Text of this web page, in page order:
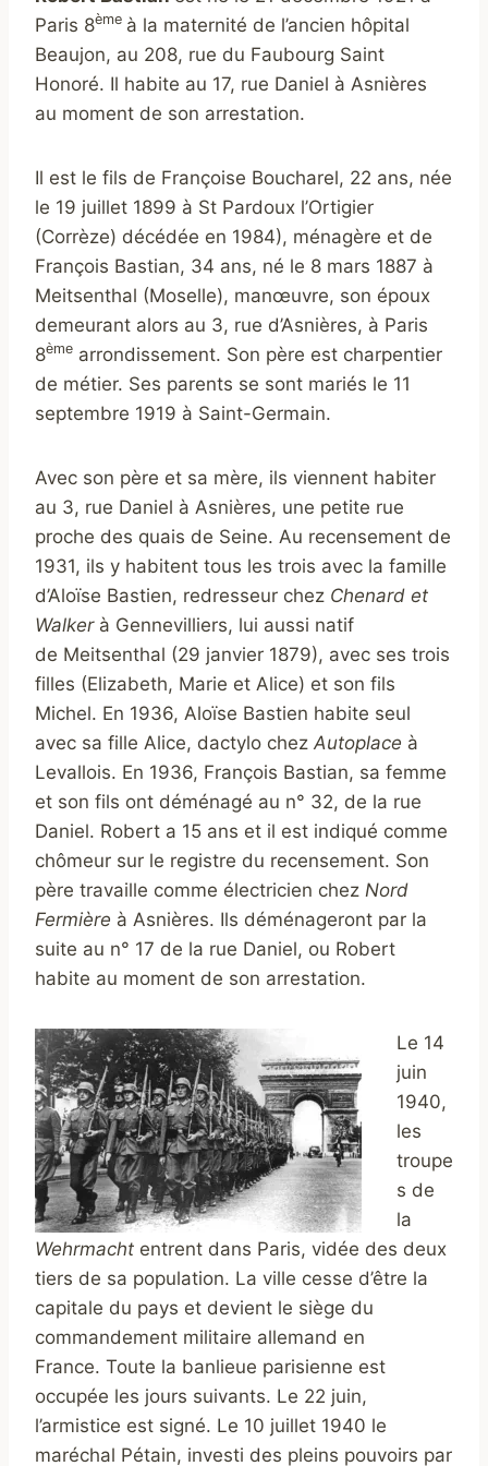
Paris 8ème à la maternité de l’ancien hôpital
Beaujon, au 208, rue du Faubourg Saint
Honoré. Il habite au 17, rue Daniel à Asnières
au moment de son arrestation.
Il est le fils de Françoise Boucharel, 22 ans, née
le 19 juillet 1899 à St Pardoux l’Ortigier
(Corrèze) décédée en 1984), ménagère et de
François Bastian, 34 ans, né le 8 mars 1887 à
Meitsenthal (Moselle), manœuvre, son époux
demeurant alors au 3, rue d’Asnières, à Paris
8ème arrondissement. Son père est charpentier
de métier. Ses parents se sont mariés le 11
septembre 1919 à Saint-Germain.
Avec son père et sa mère, ils viennent habiter
au 3, rue Daniel à Asnières, une petite rue
proche des quais de Seine. Au recensement de
1931, ils y habitent tous les trois avec la famille
d’Aloïse Bastien, redresseur chez Chenard et
Walkerà Gennevilliers, lui aussi natif
de Meitsenthal (29 janvier 1879), avec ses trois
filles (Elizabeth, Marie et Alice) et son fils
Michel. En 1936, Aloïse Bastien habite seul
avec sa fille Alice, dactylo chez Autoplace à
Levallois. En 1936, François Bastian, sa femme
et son fils ont déménagé au n° 32, de la rue
Daniel. Robert a 15 ans et il est indiqué comme
chômeur sur le registre du recensement. Son
père travaille comme électricien chez Nord
Fermière à Asnières. Ils déménageront par la
suite au n° 17 de la rue Daniel, ou Robert
habite au moment de son arrestation.
Le 14
juin
1940,
les
troupe
s de
la
Wehrmacht entrent dans Paris, vidée des deux
tiers de sa population. La ville cesse d’être la
capitale du pays et devient le siège du
commandement militaire allemand en
France. Toute la banlieue parisienne est
occupée les jours suivants. Le 22 juin,
l’armistice est signé. Le 10 juillet 1940 le
maréchal Pétain, investi des pleins pouvoirs par